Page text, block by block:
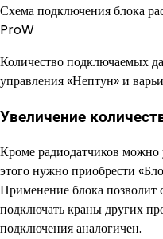
Схема подключения блока
ProW
Количество подключаемых
управления «Нептун» и
Увеличение
Кроме радиодатчиков можно
этого нужно приобрести
Применение блока позволит
подключать краны других
подключения аналогичен.